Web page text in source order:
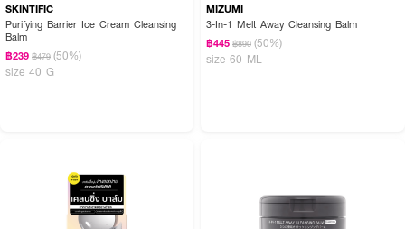
SKINTIFIC
Purifying Barrier Ice Cream Cleansing
Balm
฿239 ฿479 (50%)
size 40 G
MIZUMI
3-In-1 Melt Away Cleansing Balm
฿445 ฿890 (50%)
size 60 ML